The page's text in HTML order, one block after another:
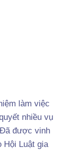
làm việc
nhiều vụ
được vinh
Hội Luật gia